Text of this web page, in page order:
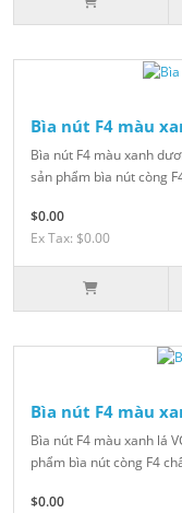
Bìa nút F4 màu
Bìa nút F4 màu xanh
sản phẩm bìa nút còng
$0.00
Ex Tax: $0.00
Bìa nút F4 màu
Bìa nút F4 màu xanh lá
phẩm bìa nút còng F4
$0.00